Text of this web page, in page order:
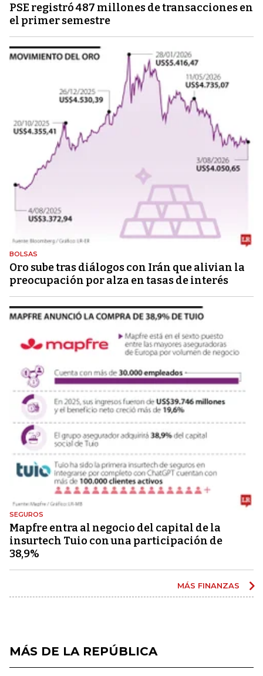
PSE registró 487 millones de transacciones en
el primer semestre
BOLSAS
Oro sube tras diálogos con Irán que alivian la
preocupación por alza en tasas de interés
SEGUROS
Mapfre entra al negocio del capital de la
insurtech Tuio con una participación de
38,9%
MÁS FINANZAS
MÁS DE LA REPÚBLICA